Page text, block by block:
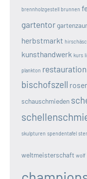
brennholzgestell brunnen
gartentor
herbstmarkt
kunsthandwerk kurs
plankton restauration
bischofszell
schauschmieden
skulpturen spendentafel
weltmeisterschaft wolf